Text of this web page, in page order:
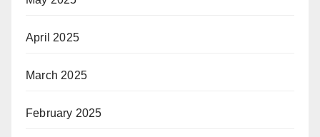
April 2025
March 2025
February 2025